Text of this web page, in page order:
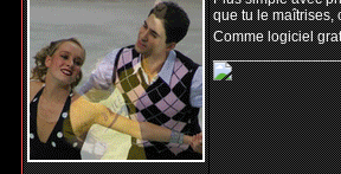
que tu le maîtrises,
Comme logiciel